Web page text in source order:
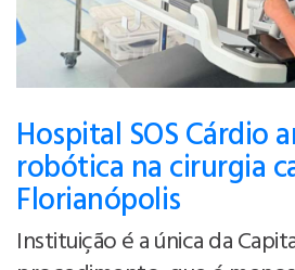
Hospital SOS Cárdio
robótica na cirurgia
Florianópolis
Instituição é a única da